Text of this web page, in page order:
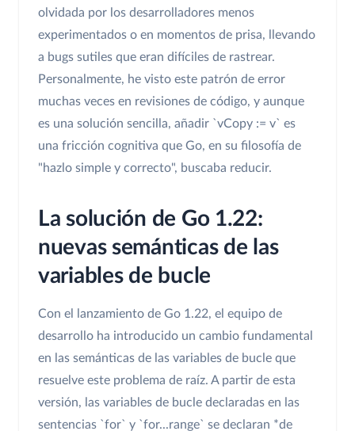
olvidada por los desarrolladores menos
experimentados o en momentos de prisa, llevando
a bugs sutiles que eran difíciles de rastrear.
Personalmente, he visto este patrón de error
muchas veces en revisiones de código, y aunque
es una solución sencilla, añadir `vCopy := v` es
una fricción cognitiva que Go, en su filosofía de
"hazlo simple y correcto", buscaba reducir.
La solución de Go 1.22:
nuevas semánticas de las
variables de bucle
Con el lanzamiento de Go 1.22, el equipo de
desarrollo ha introducido un cambio fundamental
en las semánticas de las variables de bucle que
resuelve este problema de raíz. A partir de esta
versión, las variables de bucle declaradas en las
sentencias `for` y `for...range` se declaran *de